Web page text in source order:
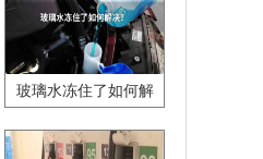
玻璃水冻住了如何解